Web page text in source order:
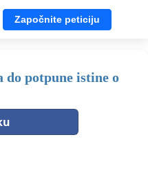
Započnite peticiju
do potpune istine o